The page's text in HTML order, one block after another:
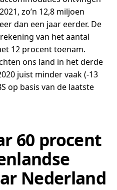
zo’n 12,8 miljoen
dan een jaar eerder. De
van het aantal
12 procent toenam.
ons land in het derde
juist minder vaak (-13
op basis van de laatste
60 procent
Nederland